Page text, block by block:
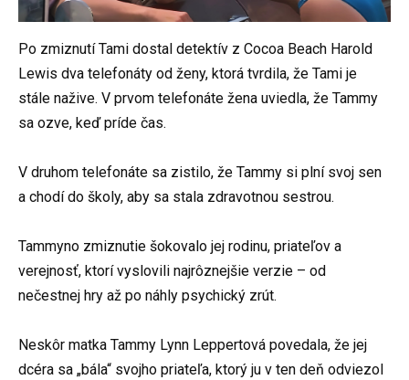
Po zmiznutí Tami dostal detektív z Cocoa Beach Harold
Lewis dva telefonáty od ženy, ktorá tvrdila, že Tami je
stále nažive. V prvom telefonáte žena uviedla, že Tammy
sa ozve, keď príde čas.
V druhom telefonáte sa zistilo, že Tammy si plní svoj sen
a chodí do školy, aby sa stala zdravotnou sestrou.
Tammyno zmiznutie šokovalo jej rodinu, priateľov a
verejnosť, ktorí vyslovili najrôznejšie verzie – od
nečestnej hry až po náhly psychický zrút.
Neskôr matka Tammy Lynn Leppertová povedala, že jej
dcéra sa „bála“ svojho priateľa, ktorý ju v ten deň odviezol